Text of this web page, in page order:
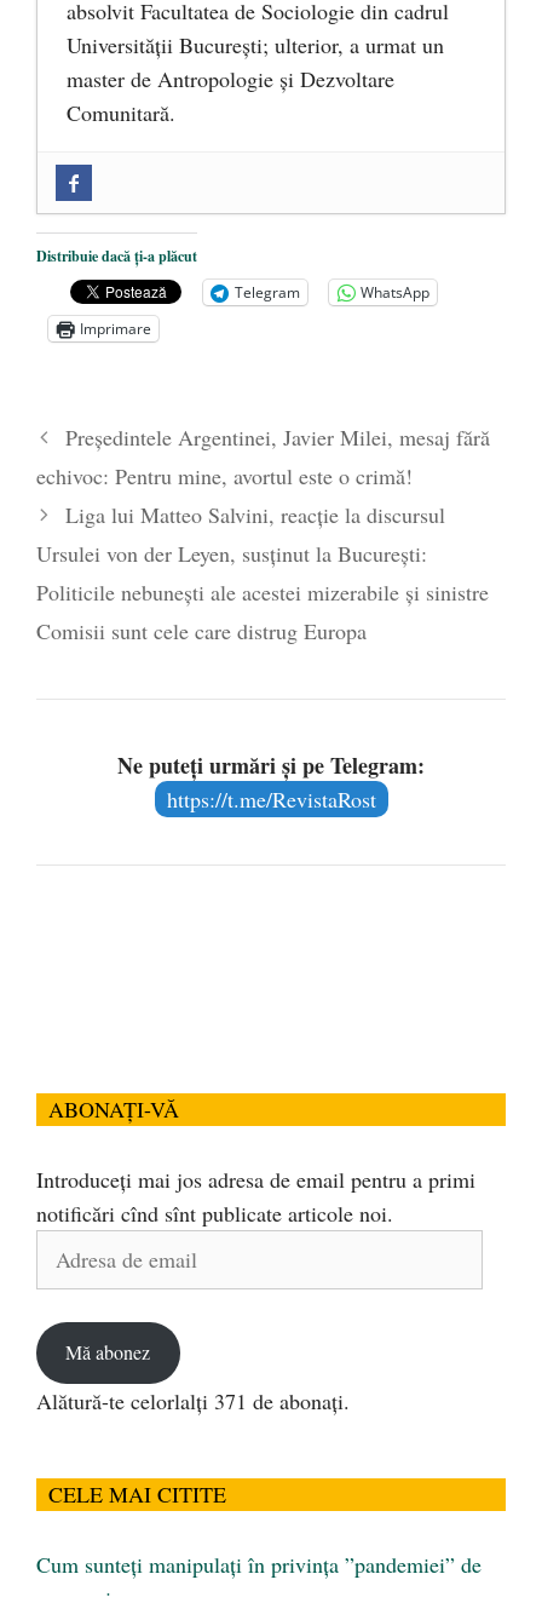
absolvit Facultatea de Sociologie din cadrul
Universității București; ulterior, a urmat un
master de Antropologie și Dezvoltare
Comunitară.
Mănăstirea „Sfânta Ana” Rohia. Părintele
Nicolae Steinhardt, comemorat la 102 ani
de la naștere - 29 iulie 2024
„Carnea cultivată” în laborator, tot mai
Părintele mărturisitor Constantin
Mănăstirea Cernica
Distribuie dacă ți-a plăcut
Telegram
WhatsApp
Imprimare
Președintele Argentinei, Javier Milei, mesaj fără
echivoc: Pentru mine, avortul este o crimă!
Liga lui Matteo Salvini, reacție la discursul
Ursulei von der Leyen, susținut la București:
Politicile nebuneşti ale acestei mizerabile şi sinistre
Comisii sunt cele care distrug Europa
Ne puteți urmări și pe Telegram:
https://t.me/RevistaRost
ABONAȚI-VĂ
Introduceți mai jos adresa de email pentru a primi
notificări cînd sînt publicate articole noi.
Mă abonez
Alătură-te celorlalți 371 de abonați.
CELE MAI CITITE
Cum sunteți manipulați în privința ”pandemiei” de